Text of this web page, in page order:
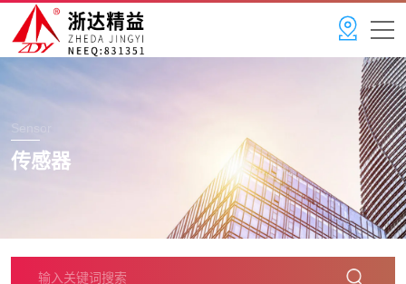
Sensor
传感器